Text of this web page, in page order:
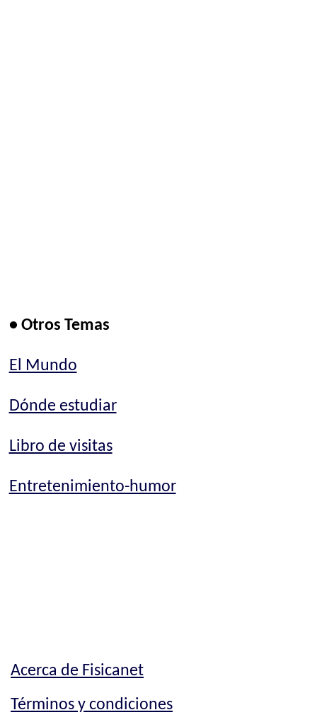
• Otros Temas
El Mundo
Dónde estudiar
Libro de visitas
Entretenimiento-humor
Acerca de Fisicanet
Términos y condiciones